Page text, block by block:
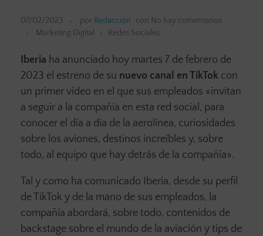
07/02/2023 por Redacción con No hay comentarios
Marketing Digital
Redes Sociales
Iberia ha anunciado hoy martes 7 de febrero de
2023 el estreno de su nuevo canal en TikTok con
un primer vídeo en el que sus empleados «invitan
a seguir a la compañía en esta red social, para
conocer el día a día de la aerolínea, curiosidades
sobre los aviones, destinos increíbles y, sobre
todo, al equipo que hay detrás de la compañía».
Tal y como ha comunicado Iberia, desde su perfil
de TikTok y de la mano de sus empleados, la
compañía abordará, sobre todo, contenidos de
backstage sobre el mundo de la aviación y tips de